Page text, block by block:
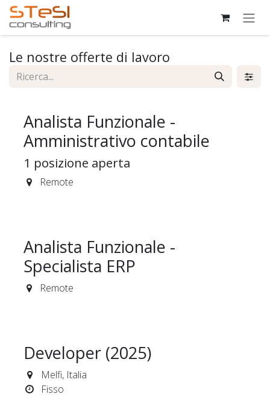
Passa al contenuto
Le nostre offerte di lavoro
Analista Funzionale -
Amministrativo contabile
1 posizione aperta
Remote
Analista Funzionale -
Specialista ERP
Remote
Developer (2025)
Melfi, Italia
Fisso